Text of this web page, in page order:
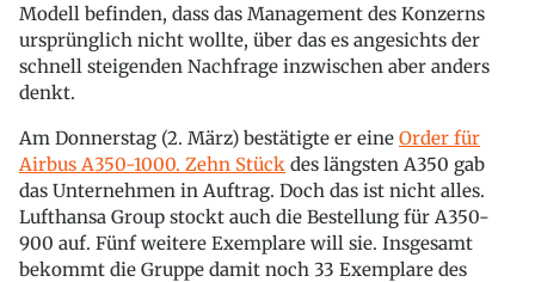
Modell befinden, dass das Management des Konzerns
ursprünglich nicht wollte, über das es angesichts der
schnell steigenden Nachfrage inzwischen aber anders
denkt.
Am Donnerstag (2. März) bestätigte er eine Order für
Airbus A350-1000. Zehn Stück des längsten A350 gab
das Unternehmen in Auftrag. Doch das ist nicht alles.
Lufthansa Group stockt auch die Bestellung für A350-
900 auf. Fünf weitere Exemplare will sie. Insgesamt
bekommt die Gruppe damit noch 33 Exemplare des